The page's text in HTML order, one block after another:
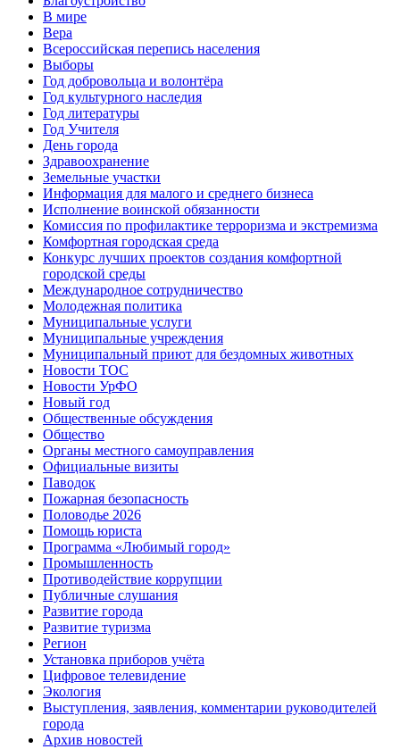
В мире
Вера
Всероссийская перепись населения
Выборы
Год добровольца и волонтёра
Год культурного наследия
Год литературы
Год Учителя
День города
Здравоохранение
Земельные участки
Информация для малого и среднего бизнеса
Исполнение воинской обязанности
Комиссия по профилактике терроризма и экстремизма
Комфортная городская среда
Конкурс лучших проектов создания комфортной
городской среды
Международное сотрудничество
Молодежная политика
Муниципальные услуги
Муниципальные учреждения
Муниципальный приют для бездомных животных
Новости ТОС
Новости УрФО
Новый год
Общественные обсуждения
Общество
Органы местного самоуправления
Официальные визиты
Паводок
Пожарная безопасность
Половодье 2026
Помощь юриста
Программа «Любимый город»
Промышленность
Противодействие коррупции
Публичные слушания
Развитие города
Развитие туризма
Регион
Установка приборов учёта
Цифровое телевидение
Экология
Выступления, заявления, комментарии руководителей
города
Архив новостей